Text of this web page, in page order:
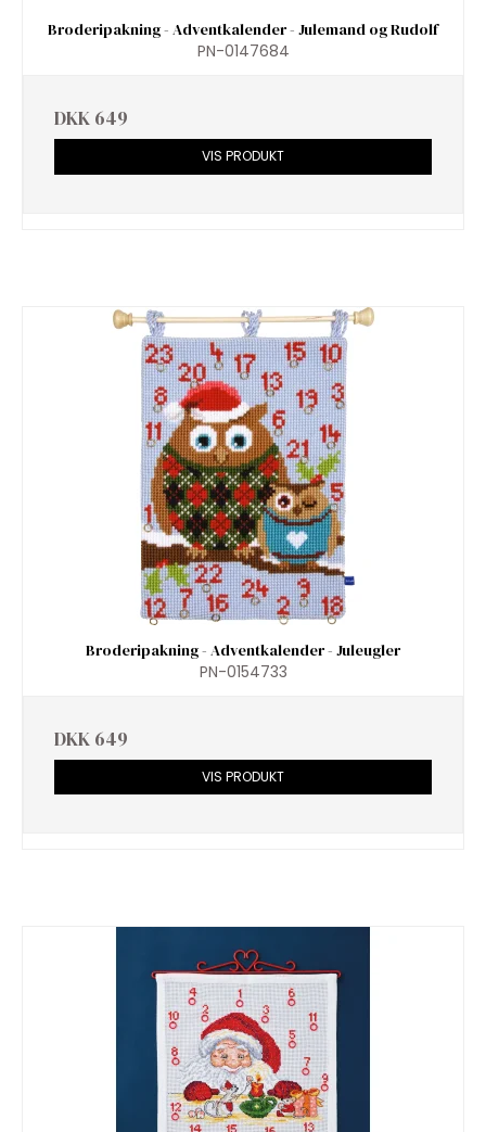
Broderipakning - Adventkalender - Julemand og Rudolf
PN-0147684
DKK 649
VIS PRODUKT
Broderipakning - Adventkalender - Juleugler
PN-0154733
DKK 649
VIS PRODUKT